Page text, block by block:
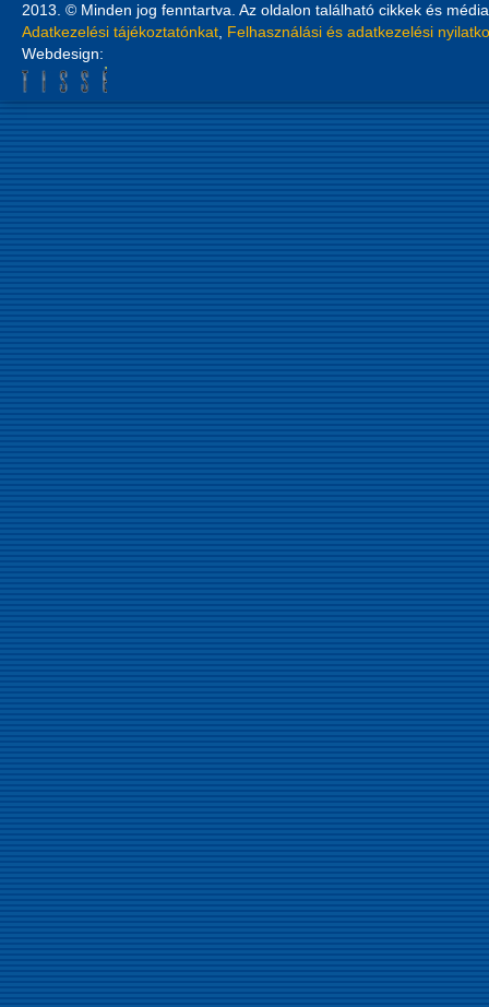
2013. © Minden jog fenntartva. Az oldalon található cikkek és
Adatkezelési tájékoztatónkat Felhasználási és adatkezelési
Webdesign: